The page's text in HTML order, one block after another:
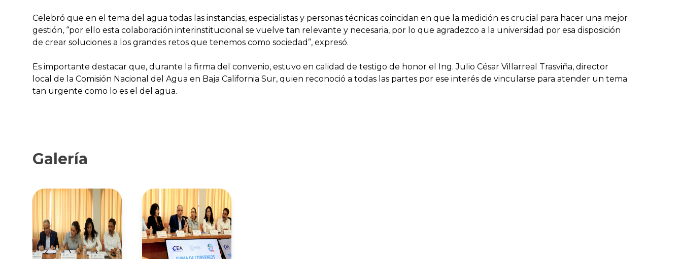
Celebró que en el tema del agua todas las instancias, especialistas y personas técnicas coincidan en que la medición es crucial para hacer una mejor
gestión, “por ello esta colaboración interinstitucional se vuelve tan relevante y necesaria, por lo que agradezco a la universidad por esa disposición
de crear soluciones a los grandes retos que tenemos como sociedad”, expresó.
Es importante destacar que, durante la firma del convenio, estuvo en calidad de testigo de honor el Ing. Julio César Villarreal Trasviña, director
local de la Comisión Nacional del Agua en Baja California Sur, quien reconoció a todas las partes por ese interés de vincularse para atender un tema
tan urgente como lo es el del agua.
Galería